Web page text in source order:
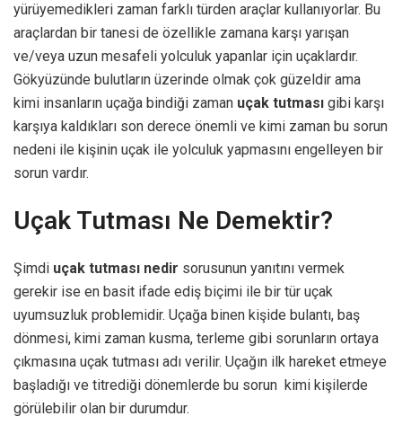
yürüyemedikleri zaman farklı türden araçlar kullanıyorlar. Bu
araçlardan bir tanesi de özellikle zamana karşı yarışan
ve/veya uzun mesafeli yolculuk yapanlar için uçaklardır.
Gökyüzünde bulutların üzerinde olmak çok güzeldir ama
kimi insanların uçağa bindiği zaman uçak tutması gibi karşı
karşıya kaldıkları son derece önemli ve kimi zaman bu sorun
nedeni ile kişinin uçak ile yolculuk yapmasını engelleyen bir
sorun vardır.
Uçak Tutması Ne Demektir?
Şimdi uçak tutması nedir sorusunun yanıtını vermek
gerekir ise en basit ifade ediş biçimi ile bir tür uçak
uyumsuzluk problemidir. Uçağa binen kişide bulantı, baş
dönmesi, kimi zaman kusma, terleme gibi sorunların ortaya
çıkmasına uçak tutması adı verilir. Uçağın ilk hareket etmeye
başladığı ve titrediği dönemlerde bu sorun kimi kişilerde
görülebilir olan bir durumdur.